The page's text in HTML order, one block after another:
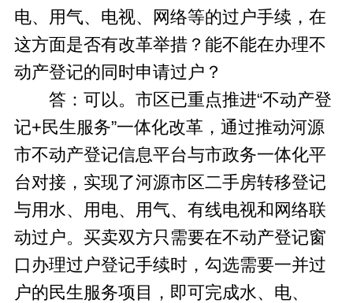
电、用气、电视、网络等的过户手续，在
这方面是否有改革举措？能不能在办理不
动产登记的同时申请过户？
答：可以。市区已重点推进“不动产登
记+民生服务”一体化改革，通过推动河源
市不动产登记信息平台与市政务一体化平
台对接，实现了河源市区二手房转移登记
与用水、用电、用气、有线电视和网络联
动过户。买卖双方只需要在不动产登记窗
口办理过户登记手续时，勾选需要一并过
户的民生服务项目，即可完成水、电、